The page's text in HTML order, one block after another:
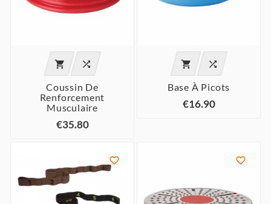
 
Coussin De
Renforcement
Musculaire
€35.80
 
Base À Picots
€16.90
 